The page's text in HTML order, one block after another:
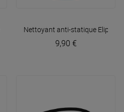
Nettoyant anti-statique Elipson
9,90 €